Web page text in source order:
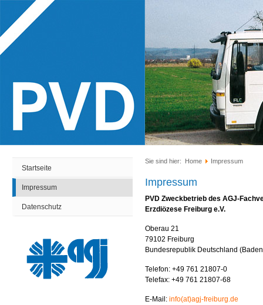
Startseite
Impressum
Datenschutz
Sie sind hier: Home Impressum
Impressum
PVD Zweckbetrieb des AGJ-
Erzdiözese Freiburg e.V.
Oberau 21
79102 Freiburg
Bundesrepublik Deutschland
Telefon: +49 761 21807-0
Telefax: +49 761 21807-68
E-Mail: info(at)agj-freiburg.de